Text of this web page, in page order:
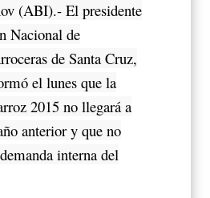
(ABI).- El presidente
Nacional de
de Santa Cruz,
el lunes que la
2015 no llegará a
anterior y que no
interna del